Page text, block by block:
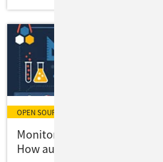
OPEN SOURCE MONITORING
Monitoring unterwegs:
How auf Konferenzen